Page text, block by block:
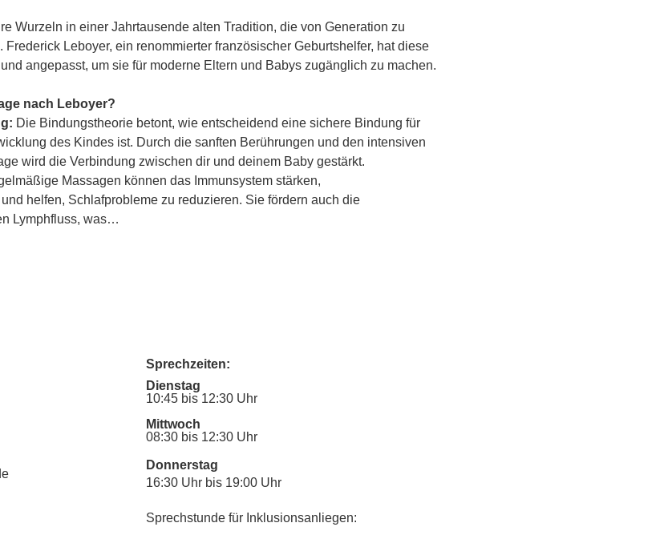
Wurzeln in einer Jahrtausende alten Tradition, die von Generation zu
Leboyer, ein renommierter französischer Geburtshelfer, hat diese
angepasst, um sie für moderne Eltern und Babys zugänglich zu machen.
nach Leboyer?
Die Bindungstheorie betont, wie entscheidend eine sichere Bindung für
des Kindes ist. Durch die sanften Berührungen und den intensiven
wird die Verbindung zwischen dir und deinem Baby gestärkt.
Massagen können das Immunsystem stärken,
helfen, Schlafprobleme zu reduzieren. Sie fördern auch die
Lymphfluss, was…
Sprechzeiten:
Dienstag
10:45 bis 12:30 Uhr
Mittwoch
08:30 bis 12:30 Uhr
Donnerstag
16:30 Uhr bis 19:00 Uhr
Sprechstunde für Inklusionsanliegen: